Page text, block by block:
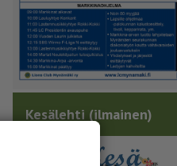
Kesälehti (ilmainen)